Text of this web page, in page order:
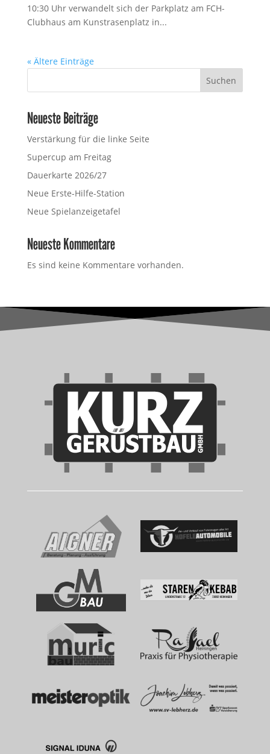
10:30 Uhr verwandelt sich der Parkplatz am FCH-
Clubhaus am Kunstrasenplatz in...
« Ältere Einträge
Suchen
Neueste Beiträge
Verstärkung für die linke Seite
Supercup am Freitag
Dauerkarte 2026/27
Neue Erste-Hilfe-Station
Neue Spielanzeigetafel
Neueste Kommentare
Es sind keine Kommentare vorhanden.